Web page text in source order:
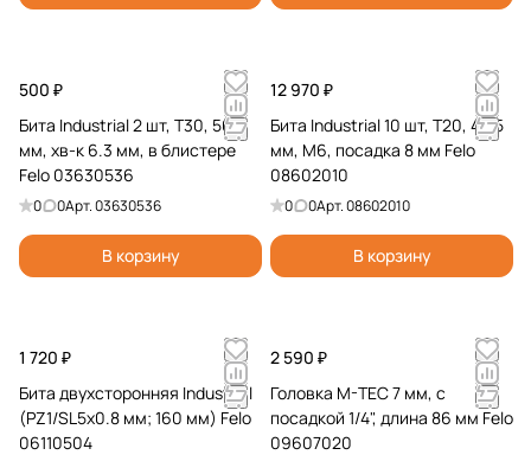
500 ₽
Бита Industrial 2 шт, T30, 50
мм, хв-к 6.3 мм, в блистере
Felo 03630536
0 0Арт.03630536
В корзину
12 970 ₽
Бита Industrial 10 шт, T20, 44.5
мм, M6, посадка 8 мм Felo
08602010
0 0Арт.08602010
В корзину
1 720 ₽
Бита двухсторонняя Industrial
(PZ1/SL5x0.8 мм; 160 мм) Felo
06110504
2 590 ₽
Головка M-TEC 7 мм, с
посадкой 1/4", длина 86 мм Felo
09607020